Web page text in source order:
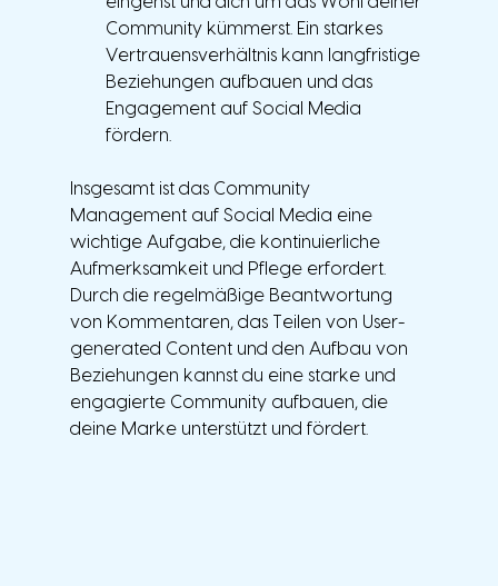
Community kümmerst. Ein starkes
Vertrauensverhältnis kann langfristige
Beziehungen aufbauen und das
Engagement auf Social Media
fördern.
Insgesamt ist das Community
Management auf Social Media eine
wichtige Aufgabe, die kontinuierliche
Aufmerksamkeit und Pflege erfordert.
Durch die regelmäßige Beantwortung
von Kommentaren, das Teilen von User-
generated Content und den Aufbau von
Beziehungen kannst du eine starke und
engagierte Community aufbauen, die
deine Marke unterstützt und fördert.